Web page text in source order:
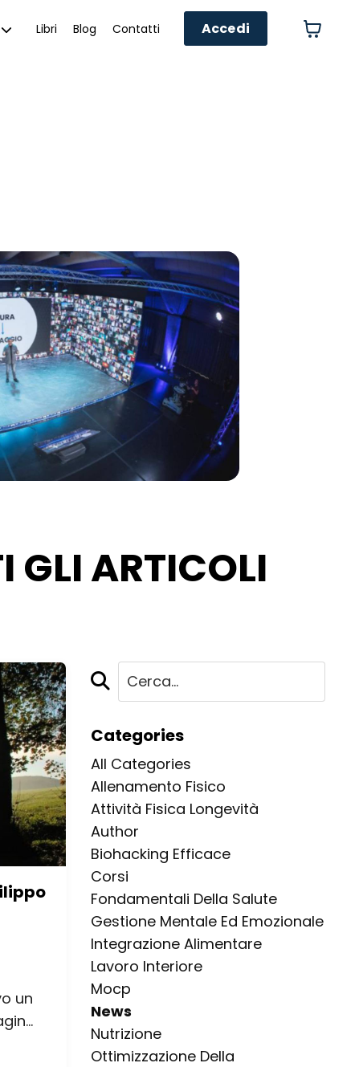
Libri Blog Contatti Accedi
GLI ARTICOLI
un
Categories
All Categories
Allenamento Fisico
Attività Fisica Longevità
Author
Biohacking Efficace
Corsi
Fondamentali Della Salute
Gestione Mentale Ed Emozionale
Integrazione Alimentare
Lavoro Interiore
Mocp
News
Nutrizione
Ottimizzazione Della